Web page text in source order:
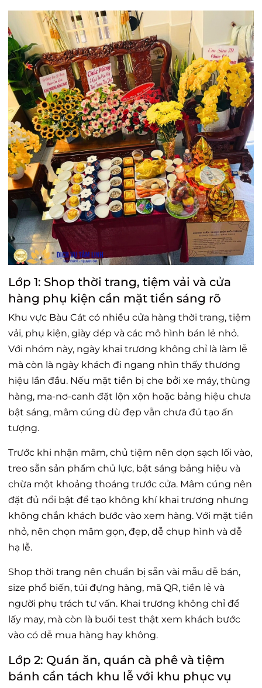
Lớp 1: Shop thời trang, tiệm vải và cửa
hàng phụ kiện cần mặt tiền sáng rõ
Khu vực Bàu Cát có nhiều cửa hàng thời trang, tiệm
vải, phụ kiện, giày dép và các mô hình bán lẻ nhỏ.
Với nhóm này, ngày khai trương không chỉ là làm lễ
mà còn là ngày khách đi ngang nhìn thấy thương
hiệu lần đầu. Nếu mặt tiền bị che bởi xe máy, thùng
hàng, ma-nơ-canh đặt lộn xộn hoặc bảng hiệu chưa
bật sáng, mâm cúng dù đẹp vẫn chưa đủ tạo ấn
tượng.
Trước khi nhận mâm, chủ tiệm nên dọn sạch lối vào,
treo sẵn sản phẩm chủ lực, bật sáng bảng hiệu và
chừa một khoảng thoáng trước cửa. Mâm cúng nên
đặt đủ nổi bật để tạo không khí khai trương nhưng
không chắn khách bước vào xem hàng. Với mặt tiền
nhỏ, nên chọn mâm gọn, đẹp, dễ chụp hình và dễ
hạ lễ.
Shop thời trang nên chuẩn bị sẵn vài mẫu dễ bán,
size phổ biến, túi đựng hàng, mã QR, tiền lẻ và
người phụ trách tư vấn. Khai trương không chỉ để
lấy may, mà còn là buổi test thật xem khách bước
vào có dễ mua hàng hay không.
Lớp 2: Quán ăn, quán cà phê và tiệm
bánh cần tách khu lễ với khu phục vụ